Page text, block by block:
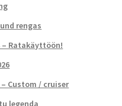
rengas
– Ratakäyttöön!
Custom / cruiser
legenda